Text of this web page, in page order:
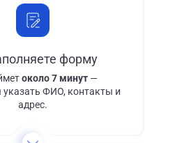
форму
около 7 минут —
указать ФИО, контакты и
адрес.